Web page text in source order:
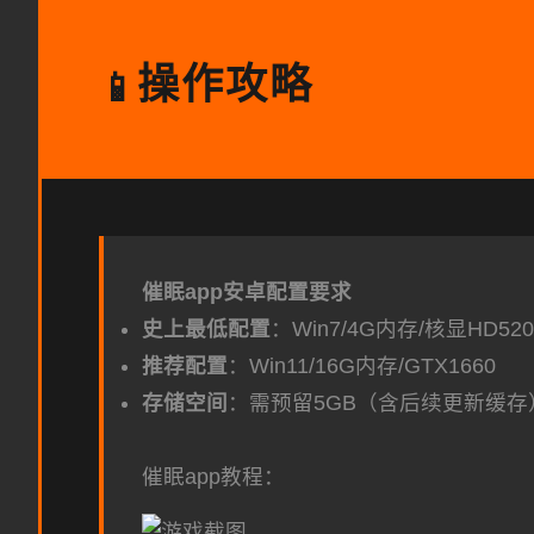
📱 操作攻略
催眠app安卓配置要求
​史上最低配置​ ​：Win7/4G内存/核显HD520
​推荐配置​ ​：Win11/16G内存/GTX1660
​存储空间​ ：需预留5GB（含后续更新缓存
催眠app教程：